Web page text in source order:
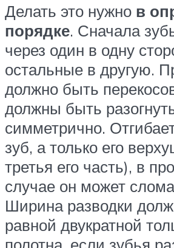
Делать это нужно в
порядке. Сначала
через один в одну
остальные в другую.
должно быть
должны быть
симметрично.
зуб, а только его
третья его часть), в
случае он может
Ширина разводки
равной двукратной